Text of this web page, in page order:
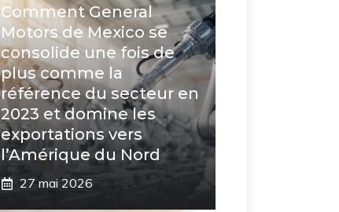
Comment General
Motors de Mexico se
consolide une fois de
plus comme la
référence du secteur en
2023 et domine les
exportations vers
l’Amérique du Nord
27 mai 2026